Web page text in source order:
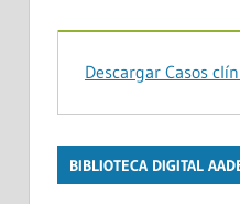
Descargar Casos
BIBLIOTECA DIGITAL